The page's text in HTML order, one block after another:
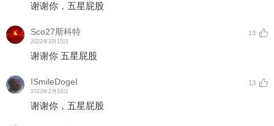
谢谢你，五星屁股
Sco27斯科特
2022年3月15日
13
谢谢你 五星屁股
ISmileDogeI
2022年2月22日
13
谢谢你，五星屁股